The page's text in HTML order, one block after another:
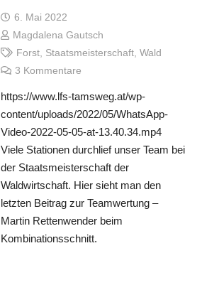
6. Mai 2022
Magdalena Gautsch
Forst, Staatsmeisterschaft, Wald
3 Kommentare
https://www.lfs-tamsweg.at/wp-
content/uploads/2022/05/WhatsApp-
Video-2022-05-05-at-13.40.34.mp4
Viele Stationen durchlief unser Team bei
der Staatsmeisterschaft der
Waldwirtschaft. Hier sieht man den
letzten Beitrag zur Teamwertung –
Martin Rettenwender beim
Kombinationsschnitt.